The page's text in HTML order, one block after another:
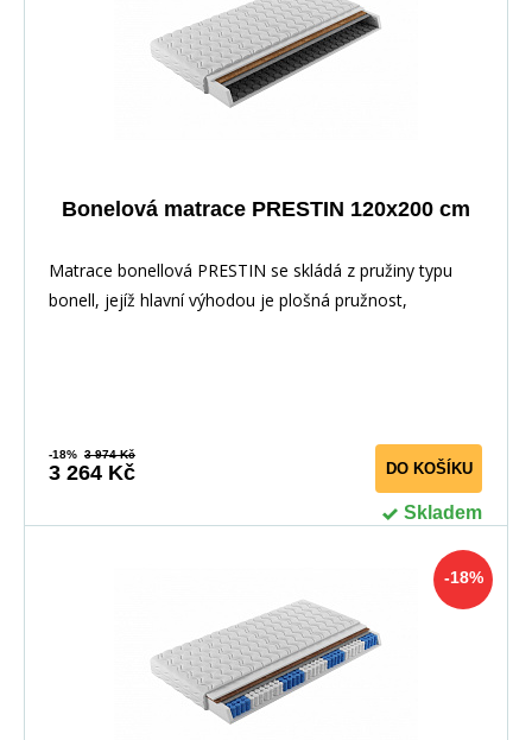
Bonelová matrace PRESTIN 120x200 cm
Matrace bonellová PRESTIN se skládá z pružiny typu
bonell, jejíž hlavní výhodou je plošná pružnost,
-18% 3 974 Kč
3 264 Kč DO KOŠÍKU
Skladem
-18%